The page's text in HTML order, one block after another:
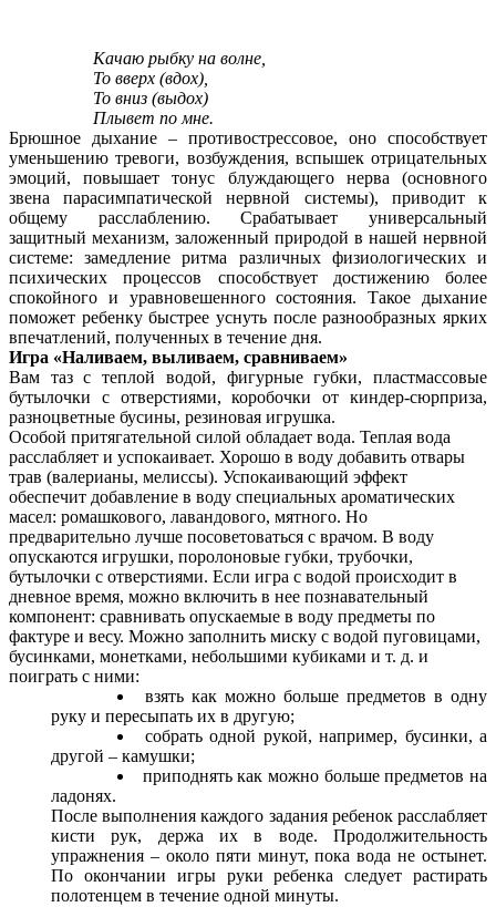
Качаю рыбку на волне,
То вверх (вдох),
То вниз (выдох)
Плывет по мне.
Брюшное дыхание – противострессовое, оно способствует
уменьшению тревоги, возбуждения, вспышек отрицательных
эмоций, повышает тонус блуждающего нерва (основного
звена парасимпатической нервной системы), приводит к
общему расслаблению. Срабатывает универсальный
защитный механизм, заложенный природой в нашей нервной
системе: замедление ритма различных физиологических и
психических процессов способствует достижению более
спокойного и уравновешенного состояния.
Такое дыхание
поможет ребенку быстрее уснуть после разнообразных ярких
впечатлений, полученных в течение дня.
Игра «Наливаем, выливаем, сравниваем»
Вам таз с теплой водой, фигурные губки, пластмассовые
бутылочки с отверстиями, коробочки от киндер-сюрприза,
разноцветные бусины, резиновая игрушка.
Особой притягательной силой обладает вода. Теплая вода
расслабляет и успокаивает. Хорошо в воду добавить отвары
трав (валерианы, мелиссы). Успокаивающий эффект
обеспечит добавление в воду специальных ароматических
масел: ромашкового, лавандового, мятного. Но
предварительно лучше посоветоваться с врачом. В воду
опускаются игрушки, поролоновые губки, трубочки,
бутылочки с отверстиями. Если игра с водой происходит в
дневное время, можно включить в нее познавательный
компонент: сравнивать опускаемые в воду предметы по
фактуре и весу. Можно заполнить миску с водой пуговицами,
бусинками, монетками, небольшими кубиками и т. д. и
поиграть с ними:
взять как можно больше предметов в одну
руку и пересыпать их в другую;
собрать одной рукой, например, бусинки, а
другой – камушки;
приподнять как можно больше предметов на
ладонях.
После выполнения каждого задания ребенок расслабляет
кисти рук, держа их в воде. Продолжительность
упражнения – около пяти минут, пока вода не остынет.
По окончании игры руки ребенка следует растирать
полотенцем в течение одной минуты.